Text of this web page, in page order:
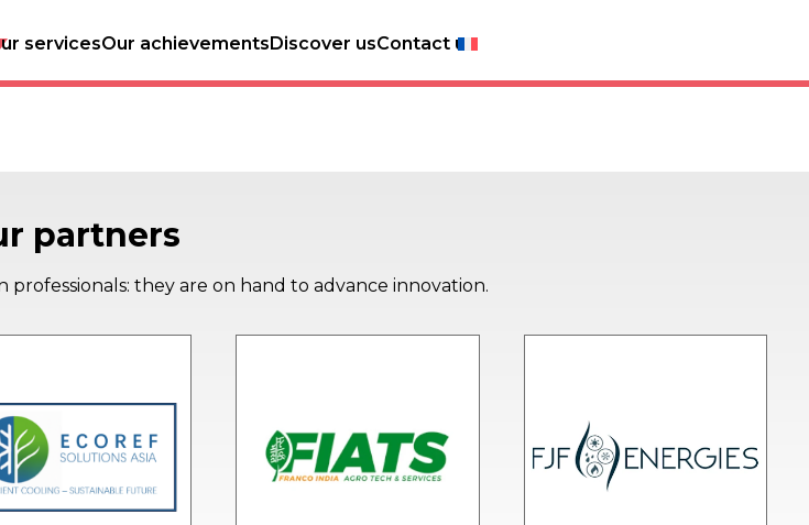
servicesOur achievementsDiscover usContact us
partners
they are on hand to advance innovation.